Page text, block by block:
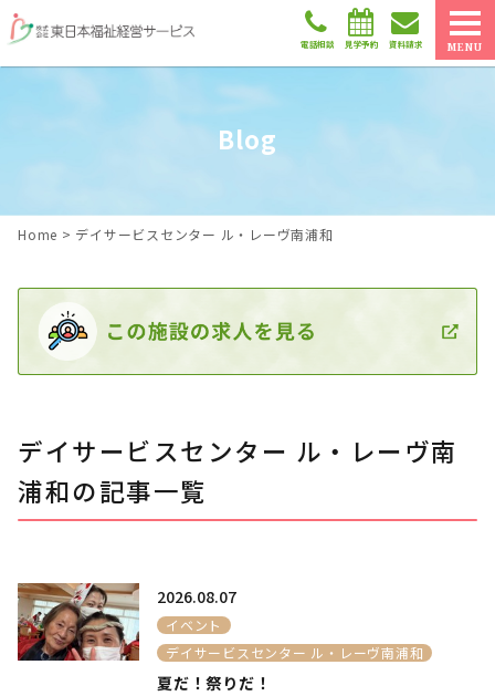
MENU
電話相談 見学予約 資料請求
Blog
Home > デイサービスセンター ル・レーヴ南浦和
デイサービスセンター ル・レーヴ南
浦和の記事一覧
2026.08.07
イベント
デイサービスセンター ル・レーヴ南浦和
夏だ！祭りだ！